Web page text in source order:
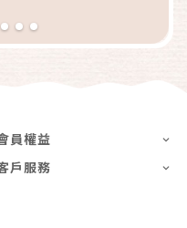
員權益
戶服務